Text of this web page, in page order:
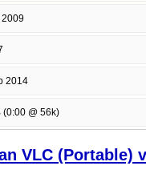
2009
2014
(0:00 @ 56k)
VLC (Portable)